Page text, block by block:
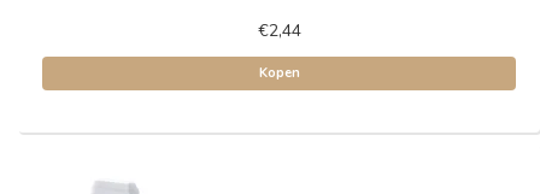
€2,44
Kopen